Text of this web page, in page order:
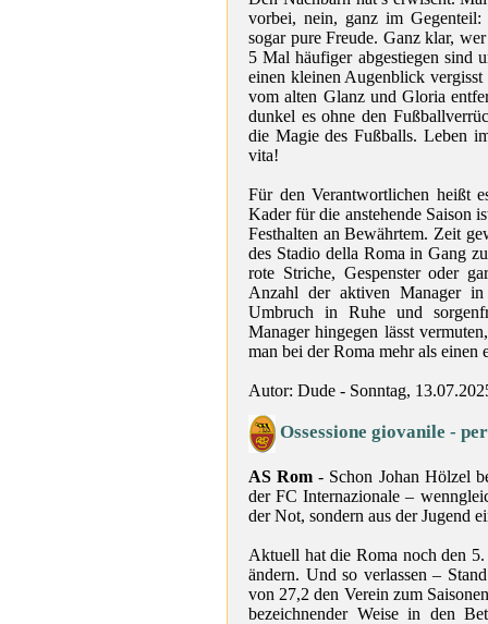
vorbei, nein, ganz im
sogar pure Freude. Ganz klar,
5 Mal häufiger abgestiegen sind
einen kleinen Augenblick
vom alten Glanz und Gloria
dunkel es ohne den
die Magie des Fußballs. Leben
vita!
Für den Verantwortlichen heißt
Kader für die anstehende Saison
Festhalten an Bewährtem. Zeit
des Stadio della Roma in Gang
rote Striche, Gespenster oder
Anzahl der aktiven Manager
Umbruch in Ruhe und
Manager hingegen lässt
man bei der Roma mehr als
Autor: Dude - Sonntag,
Ossessione giovanile -
AS Rom - Schon Johan Hölzel
der FC Internazionale –
der Not, sondern aus der Jugend
Aktuell hat die Roma noch den
ändern. Und so verlassen –
von 27,2 den Verein zum
bezeichnender Weise in den